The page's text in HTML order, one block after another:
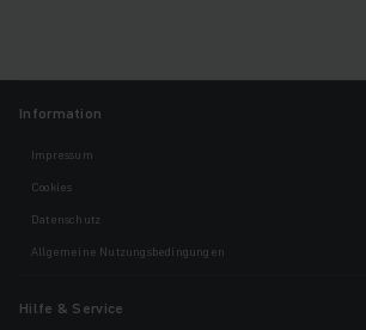
Information
Impressum
Cookies
Datenschutz
Allgemeine Nutzungsbedingungen
Hilfe & Service